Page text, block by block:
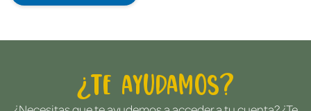
¿Te ayudamos?